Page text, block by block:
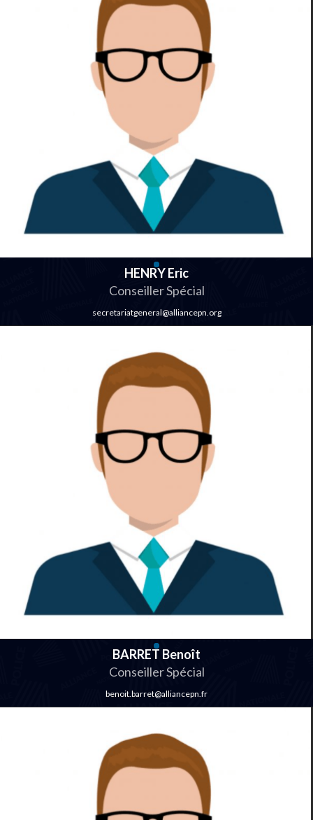
HENRY Eric
Conseiller Spécial
secretariatgeneral@alliancepn.org
BARRET Benoît
Conseiller Spécial
benoit.barret@alliancepn.fr